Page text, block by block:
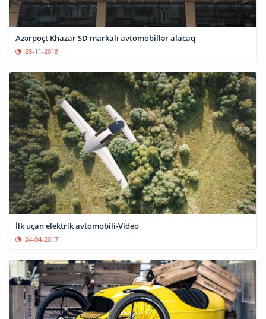
Azərpoçt Khazar SD markalı avtomobillər alacaq
28-11-2018
İlk uçan elektrik avtomobili-Video
24-04-2017